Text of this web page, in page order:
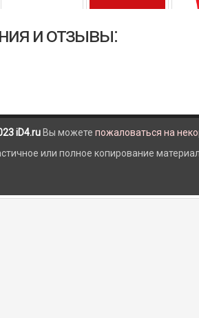
и отзывы:
iD4.ru Вы можете пожаловаться на
или полное копирование